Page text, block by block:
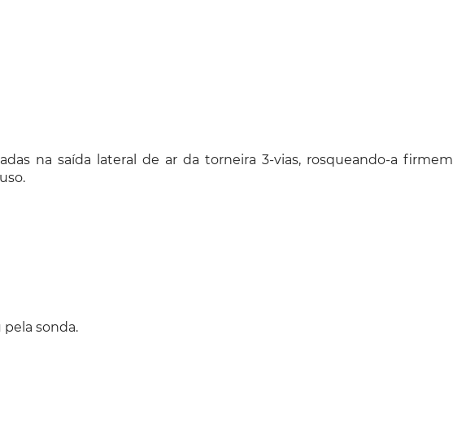
na saída lateral de ar da torneira 3-vias, rosqueando-a
sonda.